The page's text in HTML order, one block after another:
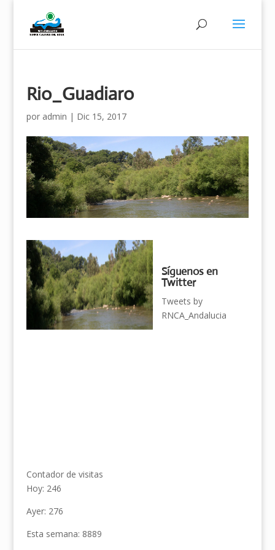
Rio_Guadiaro
por admin | Dic 15, 2017
Síguenos en
Twitter
Tweets by
RNCA_Andalucia
Contador de visitas
Hoy: 246
Ayer: 276
Esta semana: 8889